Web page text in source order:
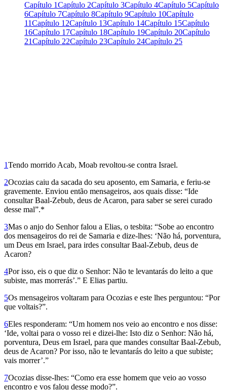
Capítulo 1Capítulo 2Capítulo 3Capítulo 4Capítulo 5Capítulo
6Capítulo 7Capítulo 8Capítulo 9Capítulo 10Capítulo
11Capítulo 12Capítulo 13Capítulo 14Capítulo 15Capítulo
16Capítulo 17Capítulo 18Capítulo 19Capítulo 20Capítulo
21Capítulo 22Capítulo 23Capítulo 24Capítulo 25
1Tendo morrido Acab, Moab revoltou-se contra Israel.
2Ocozias caiu da sacada do seu aposento, em Samaria, e feriu-se
gravemente. Enviou então mensageiros, aos quais disse: “Ide
consultar Baal-Zebub, deus de Acaron, para saber se serei curado
desse mal”.*
3Mas o anjo do Senhor falou a Elias, o tesbita: “Sobe ao encontro
dos mensageiros do rei de Samaria e dize-lhes: ‘Não há, porventura,
um Deus em Israel, para irdes consultar Baal-Zebub, deus de
Acaron?
4Por isso, eis o que diz o Senhor: Não te levantarás do leito a que
subiste, mas morrerás’.” E Elias partiu.
5Os mensageiros voltaram para Oco­zias e este lhes perguntou: “Por
que voltais?”.
6Eles responderam: “Um homem nos veio ao encontro e nos disse:
‘Ide, voltai para o vosso rei e dizei-lhe: Isto diz o Senhor: Não há,
porventura, Deus em Israel, para que mandes consultar Baal-Zebub,
deus de Acaron? Por isso, não te levantarás do leito a que subiste;
vais morrer’.”
7Ocozias disse-lhes: “Como era esse homem que veio ao vosso
encontro e vos falou desse modo?”.